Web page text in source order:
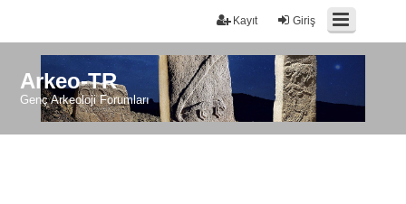
Giriş
Kayıt
Arkeo-TR
Genç Arkeoloji Forumları